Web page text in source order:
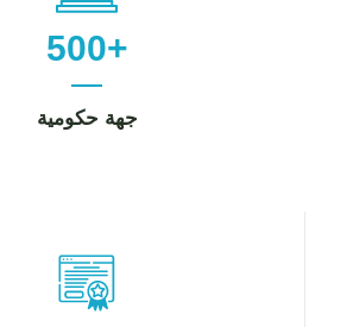
500+
جهة حكومية